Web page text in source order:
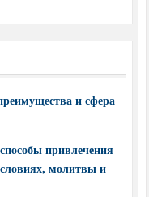
и сфера
привлечения
молитвы и